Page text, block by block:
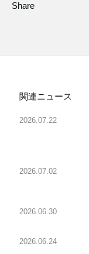
Share
関連ニュース
2026.07.22
2026.07.02
2026.06.30
2026.06.24